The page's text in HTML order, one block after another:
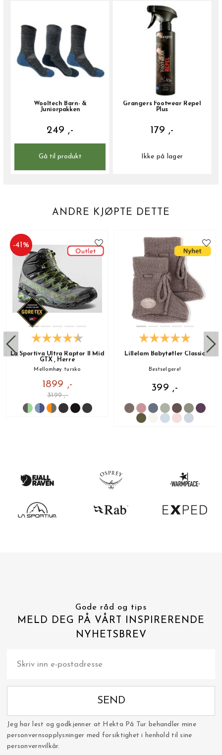
Wooltech Barn- &
Juniorpakken
249 ,-
Gå til produkt
Grangers Footwear Repel
Plus
179 ,-
Ikke på lager
ANDRE KJØPTE DETTE
-41 %
La Sportiva Ultra Raptor II Mid
GTX , Herre
Mellomhøy tursko
1899 ,-
3199 ,-
Lillelam Babytøfler Classic
Bestselgere!
399 ,-
Gode råd og tips
MELD DEG PÅ VÅRT INSPIRERENDE
NYHETSBREV
SEND
Jeg har lest og godkjenner at Hekta På Tur behandler mine
personvernsopplysninger med forsiktighet i henhold til sine
personvernvilkår.